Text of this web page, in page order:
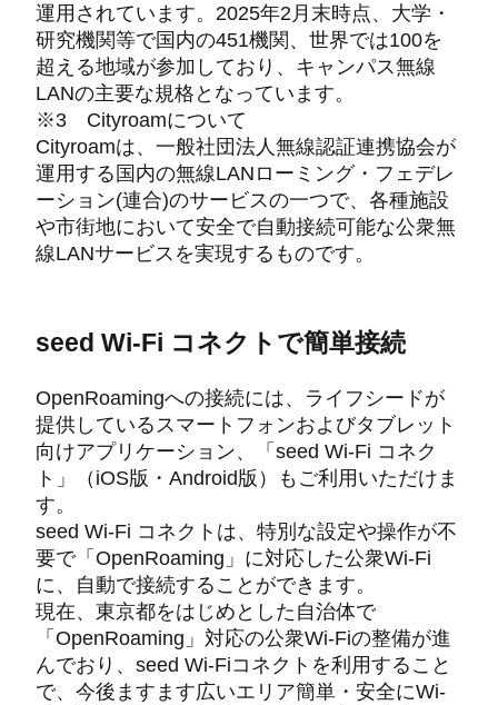
運用されています。2025年2月末時点、大学・
研究機関等で国内の451機関、世界では100を
超える地域が参加しており、キャンパス無線
LANの主要な規格となっています。
※3 Cityroamについて
Cityroamは、一般社団法人無線認証連携協会が
運用する国内の無線LANローミング・フェデレ
ーション(連合)のサービスの一つで、各種施設
や市街地において安全で自動接続可能な公衆無
線LANサービスを実現するものです。
seed Wi-Fi コネクトで簡単接続
OpenRoamingへの接続には、ライフシードが
提供しているスマートフォンおよびタブレット
向けアプリケーション、「seed Wi-Fi コネク
ト」（iOS版・Android版）もご利用いただけま
す。
seed Wi-Fi コネクトは、特別な設定や操作が不
要で「OpenRoaming」に対応した公衆Wi-Fi
に、自動で接続することができます。
現在、東京都をはじめとした自治体で
「OpenRoaming」対応の公衆Wi-Fiの整備が進
んでおり、seed Wi-Fiコネクトを利用すること
で、今後ますます広いエリア簡単・安全にWi-